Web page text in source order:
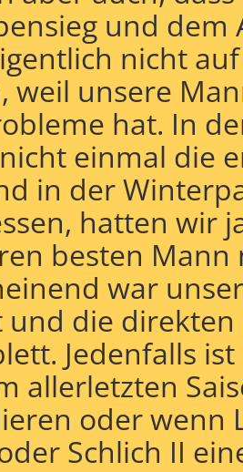
und dem
nicht
weil unsere
hat. In
einmal die
in der
hatten wir
besten Mann
war
und die
Jedenfalls
allerletzten
oder wenn
Schlich II